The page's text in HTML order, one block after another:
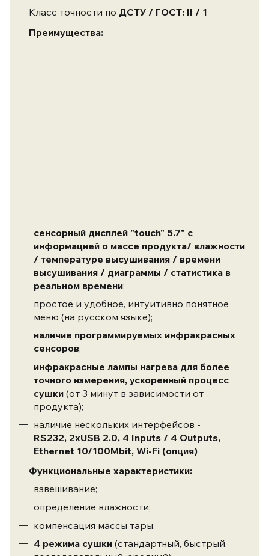
Класс точности по ДСТУ / ГОСТ: II / 1
Преимущества:
сенсорный дисплей "touch" 5.7" с
информацией о массе продукта/ влажности
/ температуре высушивания / времени
высушивания / диаграммы / статистика в
реальном времени;
простое и удобное, интуитивно понятное
меню (на русском языке);
наличие программируемых инфракрасных
сенсоров;
инфракрасные лампы нагрева для более
точного измерения, ускоренный процесс
сушки (от 3 минут в зависимости от
продукта);
наличие нескольких интерфейсов -
RS232, 2xUSB 2.0, 4 Inputs / 4 Outputs,
Ethernet 10/100Mbit, Wi-Fi (опция)
Функциональные характеристики:
взвешивание;
определение влажности;
компенсация массы тары;
4 режима сушки (стандартный, быстрый,